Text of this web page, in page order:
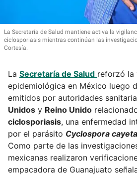
La Secretaría de Salud mantiene activa la
ciclosporiasis mientras continúan las
Cortesía.
La Secretaría de Salud reforzó la
epidemiológica en México luego
emitidos por autoridades
Unidos y Reino Unido
ciclosporiasis, una enfermedad
por el parásito Cyclospora
Como parte de las
mexicanas realizaron
empacadora de Guanajuato